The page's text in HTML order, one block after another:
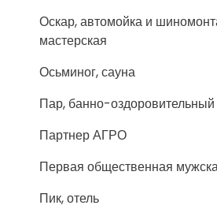
Оскар, автомойка и
мастерская
Осьминог, сауна
Пар, банно-оздоровительный
Партнер АГРО
Первая общественная
Пик, отель